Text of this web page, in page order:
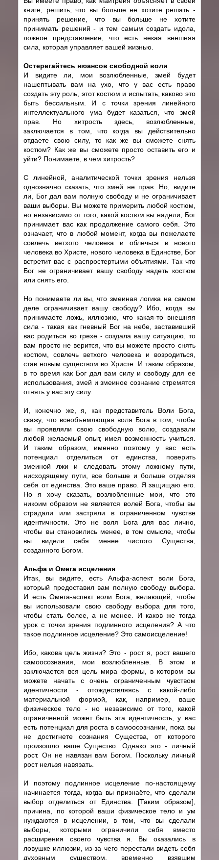
книге, решить, что вы больше не хотите решать -
принять решение, что вы больше не хотите
принимать решений - и тем самым создать идола,
ложное представление, что есть некая внешняя
сила, которая управляет вашей жизнью.
Остерегайтесь нюансов свободной воли
И видите ли, мои возлюбленные, змей будет
нашептывать вам на ухо, что у вас есть право
создать эту роль, этот костюм и испытать, каково это
быть бессильным. И с точки зрения линейного
интеллектуального ума будет казаться, что змей
прав. Но хитрость здесь, возлюбленные,
заключается в том, что когда вы действительно
отдаете свою силу, то как же вы сможете снять
костюм? Как же вы сможете просто оставить его и
уйти? Понимаете, в чем хитрость?
С линейной, аналитической точки зрения нельзя
однозначно сказать, что змей не прав. Но, видите
ли, Бог дал вам полную свободу и не ограничивает
ваши выборы. Вы можете примерить любой костюм,
но независимо от того, какой костюм вы надели, Бог
принимает вас как продолжение самого себя. Это
означает, что в любой момент, когда вы пожелаете
совлечь ветхого человека и облечься в нового
человека во Христе, нового человека в Единстве, Бог
встретит вас с распростертыми объятиями. Так что
Бог не ограничивает вашу свободу надеть костюм
или снять его.
Но понимаете ли вы, что змеиная логика на самом
деле ограничивает вашу свободу? Ибо, когда вы
принимаете ложь, иллюзию, что какая-то внешняя
сила - такая как гневный Бог на небе, заставивший
вас родиться во грехе - создала вашу ситуацию, то
вам просто не верится, что вы можете просто снять
костюм, совлечь ветхого человека и возродиться,
став новым существом во Христе. И таким образом,
в то время как Бог дал вам силу и свободу для ее
использования, змей и змеиное сознание стремятся
отнять у вас эту силу.
И, конечно же, я, как представитель Воли Бога,
скажу, что всеобъемлющая воля Бога в том, чтобы
вы проявляли свою свободную волю, создавали
любой желаемый опыт, имея возможность учиться.
И таким образом, именно поэтому у вас есть
потенциал отделиться от единства, поверить
змеиной лжи и следовать этому ложному пути,
нисходящему пути, все больше и больше отделяя
себя от единства. Это ваше право. Я защищаю его.
Но я хочу сказать, возлюбленные мои, что это
никоим образом не является волей Бога, чтобы вы
страдали или застряли в ограниченном чувстве
идентичности. Это не воля Бога для вас лично,
чтобы вы становились менее, в том смысле, чтобы
вы видели себя менее чистого Существа,
созданного Богом.
Альфа и Омега исцеления
Итак, вы видите, есть Альфа-аспект воли Бога,
который предоставил вам полную свободу выбора.
И есть Омега-аспект воли Бога, желающий, чтобы
вы использовали свою свободу выбора для того,
чтобы стать более, а не менее. И каков же тогда
урок с точки зрения подлинного исцеления? А что
такое подлинное исцеление? Это самоисцеление!
Ибо, какова цель жизни? Это - рост я, рост вашего
самоосознания, мои возлюбленные. В этом и
заключается вся цель мира формы, в котором вы
можете начать с очень ограниченным чувством
идентичности - отождествляясь с какой-либо
материальной формой, как, например, ваше
физическое тело - но независимо от того, какой
ограниченной может быть эта идентичность, у вас
есть потенциал для роста в самоосознании, пока вы
не достигнете сознания Существа, от которого
произошло ваше Существо. Однако это - личный
рост. Он не навязан вам Богом. Поскольку личный
рост нельзя навязать.
И поэтому подлинное исцеление по-настоящему
начинается тогда, когда вы признаёте, что сделали
выбор отделиться от Единства. [Таким образом],
причина, по которой ваши физическое тело и ум
нуждаются в исцелении, в том, что вы сделали
выборы, которыми ограничили себя вместо
расширения своего чувства я. Вы оказались в
ловушке иллюзии, из-за чего перестали видеть себя
духовным существом, временно взявшим